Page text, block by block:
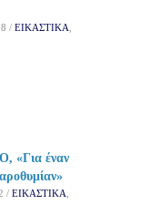
/ ΕΙΚΑΣΤΙΚΑ
έναν
/ ΕΙΚΑΣΤΙΚΑ